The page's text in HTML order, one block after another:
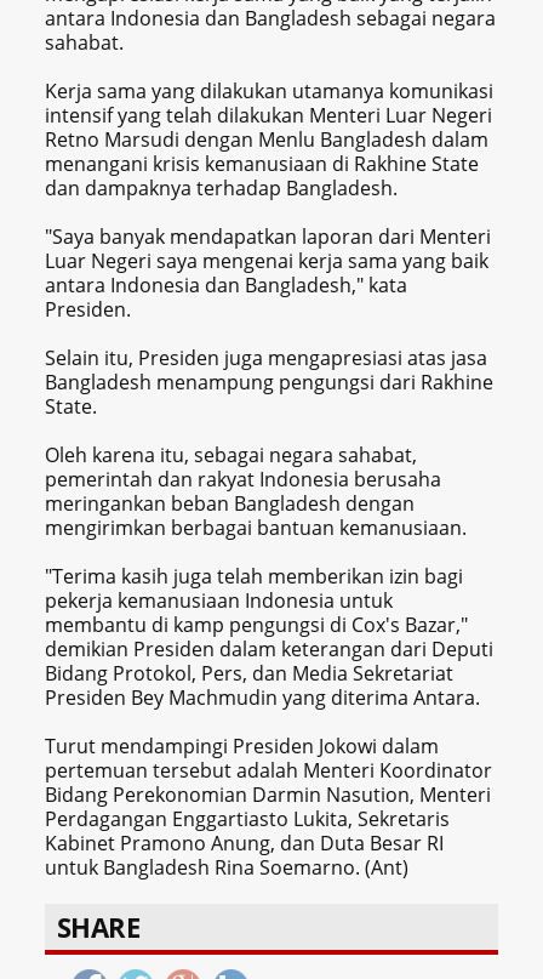
antara Indonesia dan Bangladesh sebagai negara
sahabat.
Kerja sama yang dilakukan utamanya komunikasi
intensif yang telah dilakukan Menteri Luar Negeri
Retno Marsudi dengan Menlu Bangladesh dalam
menangani krisis kemanusiaan di Rakhine State
dan dampaknya terhadap Bangladesh.
"Saya banyak mendapatkan laporan dari Menteri
Luar Negeri saya mengenai kerja sama yang baik
antara Indonesia dan Bangladesh," kata
Presiden.
Selain itu, Presiden juga mengapresiasi atas jasa
Bangladesh menampung pengungsi dari Rakhine
State.
Oleh karena itu, sebagai negara sahabat,
pemerintah dan rakyat Indonesia berusaha
meringankan beban Bangladesh dengan
mengirimkan berbagai bantuan kemanusiaan.
"Terima kasih juga telah memberikan izin bagi
pekerja kemanusiaan Indonesia untuk
membantu di kamp pengungsi di Cox's Bazar,"
demikian Presiden dalam keterangan dari Deputi
Bidang Protokol, Pers, dan Media Sekretariat
Presiden Bey Machmudin yang diterima Antara.
Turut mendampingi Presiden Jokowi dalam
pertemuan tersebut adalah Menteri Koordinator
Bidang Perekonomian Darmin Nasution, Menteri
Perdagangan Enggartiasto Lukita, Sekretaris
Kabinet Pramono Anung, dan Duta Besar RI
untuk Bangladesh Rina Soemarno. (Ant)
SHARE